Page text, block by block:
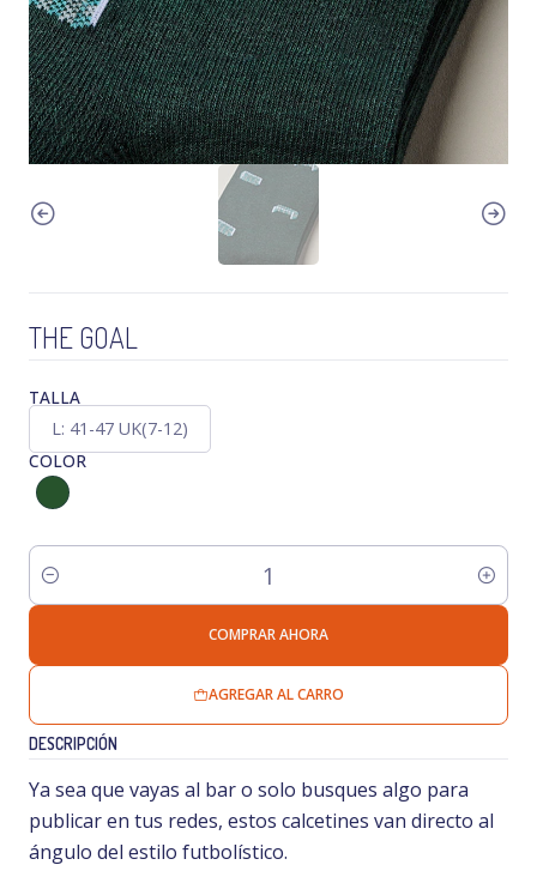
THE GOAL
TALLA
L: 41-47 UK(7-12)
COLOR
Cantidad
AGREGAR AL CARRO
COMPRAR AHORA
DESCRIPCIÓN
Ya sea que vayas al bar o solo busques algo para
publicar en tus redes, estos calcetines van directo al
ángulo del estilo futbolístico.